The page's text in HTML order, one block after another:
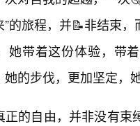
的旅程，并📝非结束
她带着这份体验，带
的步伐，更加坚定，
正的自由，并非没有束